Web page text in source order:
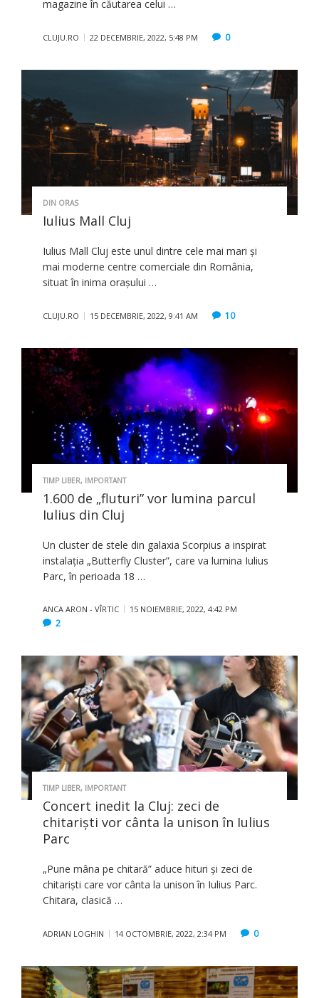
magazine în căutarea celui …
CLUJU.RO 22 DECEMBRIE, 2022, 5:48 PM 0
DIN ORAS
Iulius Mall Cluj
Iulius Mall Cluj este unul dintre cele mai mari şi
mai moderne centre comerciale din România,
situat în inima oraşului …
CLUJU.RO 15 DECEMBRIE, 2022, 9:41 AM 10
TIMP LIBER, IMPORTANT
1.600 de „fluturi” vor lumina parcul
Iulius din Cluj
Un cluster de stele din galaxia Scorpius a inspirat
instalaţia „Butterfly Cluster”, care va lumina Iulius
Parc, în perioada 18 …
ANCA ARON - VÎRTIC 15 NOIEMBRIE, 2022, 4:42 PM
2
TIMP LIBER, IMPORTANT
Concert inedit la Cluj: zeci de
chitariști vor cânta la unison în Iulius
Parc
„Pune mâna pe chitară” aduce hituri și zeci de
chitariști care vor cânta la unison în Iulius Parc.
Chitara, clasică …
ADRIAN LOGHIN 14 OCTOMBRIE, 2022, 2:34 PM 0